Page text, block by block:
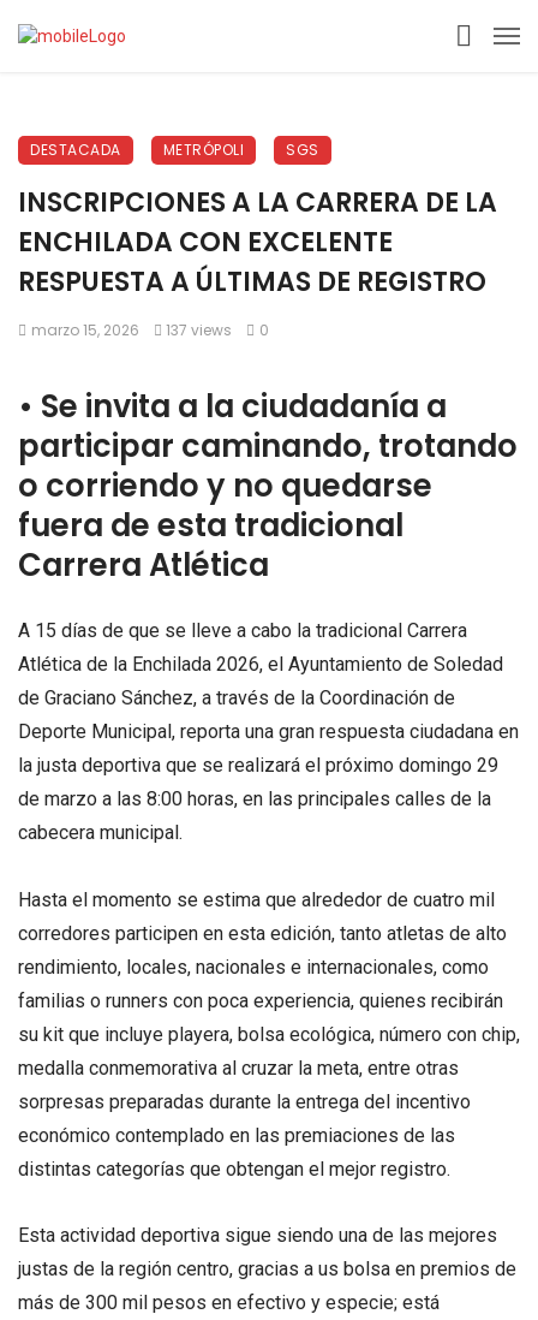
DESTACADA METRÓPOLI SGS
INSCRIPCIONES A LA CARRERA DE LA
ENCHILADA CON EXCELENTE
RESPUESTA A ÚLTIMAS DE REGISTRO
marzo 15, 2026 137 views 0
•⁠ ⁠Se invita a la ciudadanía a
participar caminando, trotando
o corriendo y no quedarse
fuera de esta tradicional
Carrera Atlética
A 15 días de que se lleve a cabo la tradicional Carrera
Atlética de la Enchilada 2026, el Ayuntamiento de Soledad
de Graciano Sánchez, a través de la Coordinación de
Deporte Municipal, reporta una gran respuesta ciudadana en
la justa deportiva que se realizará el próximo domingo 29
de marzo a las 8:00 horas, en las principales calles de la
cabecera municipal.
Hasta el momento se estima que alrededor de cuatro mil
corredores participen en esta edición, tanto atletas de alto
rendimiento, locales, nacionales e internacionales, como
familias o runners con poca experiencia, quienes recibirán
su kit que incluye playera, bolsa ecológica, número con chip,
medalla conmemorativa al cruzar la meta, entre otras
sorpresas preparadas durante la entrega del incentivo
económico contemplado en las premiaciones de las
distintas categorías que obtengan el mejor registro.
Esta actividad deportiva sigue siendo una de las mejores
justas de la región centro, gracias a us bolsa en premios de
más de 300 mil pesos en efectivo y especie; está